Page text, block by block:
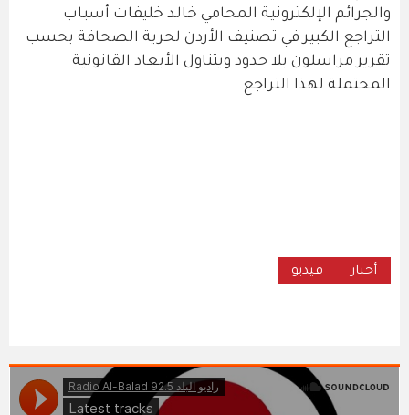
والجرائم الإلكترونية المحامي خالد خليفات أسباب
التراجع الكبير في تصنيف الأردن لحرية الصحافة بحسب
تقرير مراسلون بلا حدود ويتناول الأبعاد القانونية
المحتملة لهذا التراجع.
أخبار فيديو